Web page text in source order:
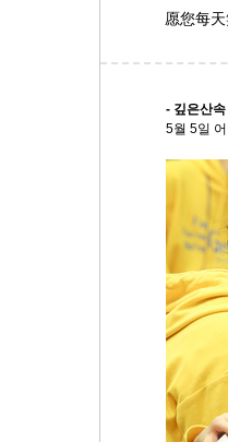
愿您每
- 깊은산
5월 5일